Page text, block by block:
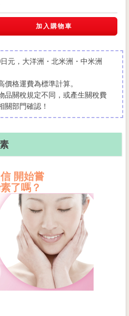
元，大洋洲・北米洲・中米洲
格運費為標準計算。
品關稅規定不同，或產生關稅費
關部門確認！
開始嘗
了嗎？